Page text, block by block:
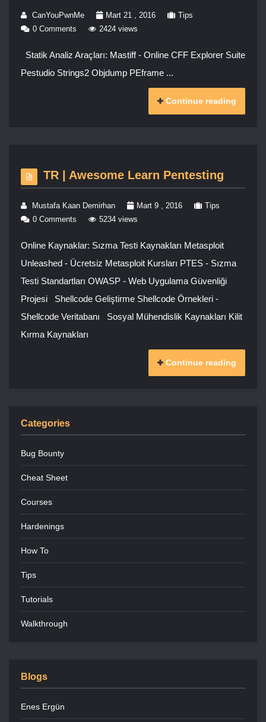
CanYouPwnMe Mart 21 , 2016
Tips
0 Comments
2424 views
Statik Analiz Araçları: Mastiff - Online CFF Explorer Suite
Pestudio Strings2 Objdump PEframe ...
Continue reading
TR | Awesome Learn Pentesting
Mustafa Kaan Demirhan Mart 9 , 2016
Tips
0 Comments
5234 views
Online Kaynaklar: Sızma Testi Kaynakları Metasploit
Unleashed - Ücretsiz Metasploit Kursları PTES - Sızma
Testi Standartları OWASP - Web Uygulama Güvenliği
Projesi Shellcode Geliştirme Shellcode Örnekleri -
Shellcode Veritabanı Sosyal Mühendislik Kaynakları Kilit
Kırma Kaynakları
Continue reading
Categories
Bug Bounty
Cheat Sheet
Courses
Hardenings
How To
Tips
Tutorials
Walkthrough
Blogs
Enes Ergün